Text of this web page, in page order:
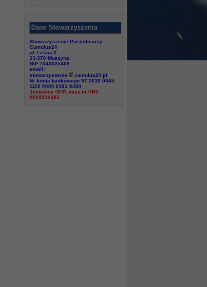
Dane Stowarzyszenia
Stowarzyszenie Paralotniarzy
Cumulus24
ul. Leśna 2
33-370 Muszyna
NIP 7343525409
email:
stowarzyszenie
cumulus24.pl
Nr konta bankowego 97 2030 0045
1110 0000 0381 9480
Jesteśmy OPP, nasz nr KRS
0000510482